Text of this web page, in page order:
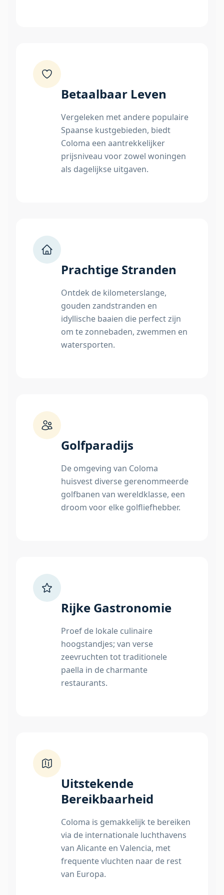
Betaalbaar Leven
Vergeleken met andere populaire
Spaanse kustgebieden, biedt
Coloma een aantrekkelijker
prijsniveau voor zowel woningen
als dagelijkse uitgaven.
Prachtige Stranden
Ontdek de kilometerslange,
gouden zandstranden en
idyllische baaien die perfect zijn
om te zonnebaden, zwemmen en
watersporten.
Golfparadijs
De omgeving van Coloma
huisvest diverse gerenommeerde
golfbanen van wereldklasse, een
droom voor elke golfliefhebber.
Rijke Gastronomie
Proef de lokale culinaire
hoogstandjes; van verse
zeevruchten tot traditionele
paella in de charmante
restaurants.
Uitstekende
Bereikbaarheid
Coloma is gemakkelijk te bereiken
via de internationale luchthavens
van Alicante en Valencia, met
frequente vluchten naar de rest
van Europa.